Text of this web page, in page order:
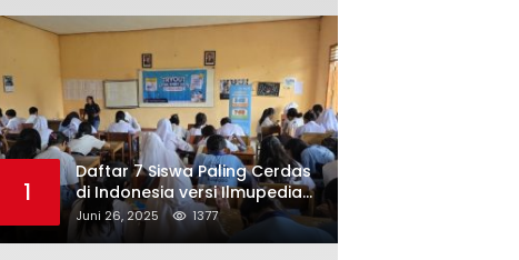
1
Daftar 7 Siswa Paling Cerdas
di Indonesia versi Ilmupedia
Tryout UTBK 2025
Juni 26, 2025 1377